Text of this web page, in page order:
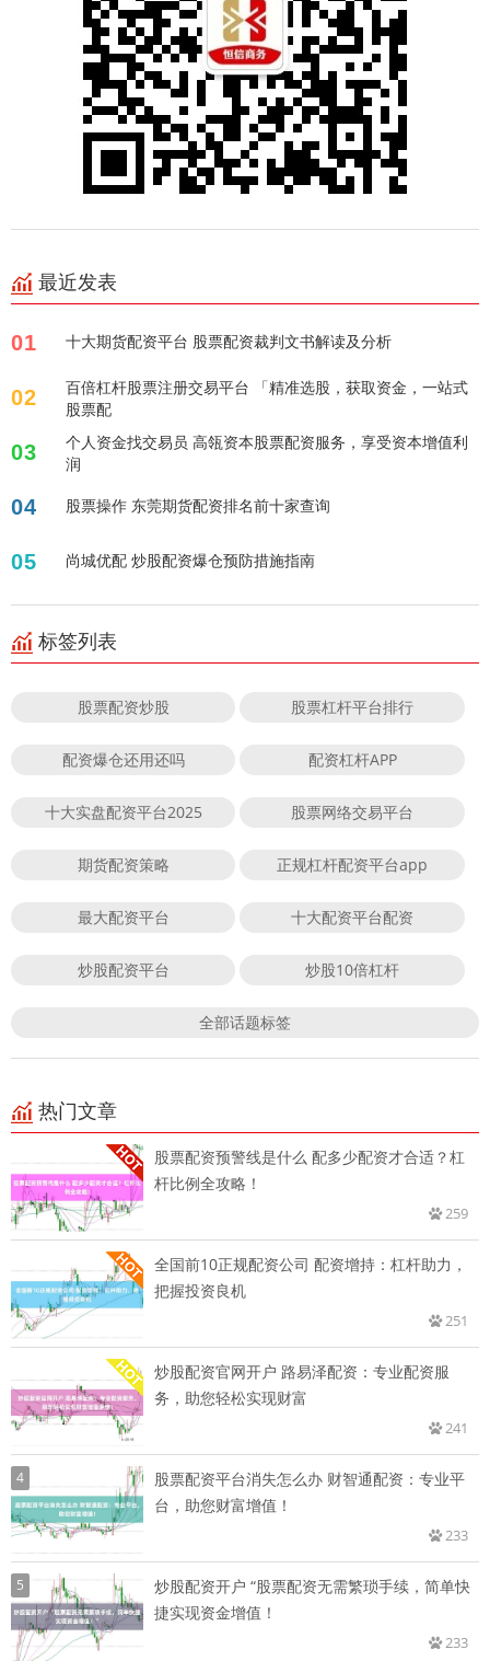
最近发表
01 十大期货配资平台 股票配资裁判文书解读及分析
02
百倍杠杆股票注册交易平台 「精准选股，获取资金，一站式
股票配
03
个人资金找交易员 高瓴资本股票配资服务，享受资本增值利
润
04 股票操作 东莞期货配资排名前十家查询
05 尚城优配 炒股配资爆仓预防措施指南
标签列表
股票配资炒股 股票杠杆平台排行
配资爆仓还用还吗 配资杠杆APP
十大实盘配资平台2025 股票网络交易平台
期货配资策略 正规杠杆配资平台app
最大配资平台 十大配资平台配资
炒股配资平台 炒股10倍杠杆
全部话题标签
热门文章
股票配资预警线是什么 配多少配资才合适？杠
杆比例全攻略！
259
全国前10正规配资公司 配资增持：杠杆助力，
把握投资良机
251
炒股配资官网开户 路易泽配资：专业配资服
务，助您轻松实现财富
241
4
股票配资平台消失怎么办 财智通配资：专业平
台，助您财富增值！
233
5
炒股配资开户 “股票配资无需繁琐手续，简单快
捷实现资金增值！
233